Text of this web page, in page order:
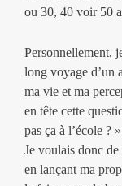
ou 30, 40 voir 50
Personnellement,
long voyage d’un
ma vie et ma
en tête cette
pas ça à l’école ? »
Je voulais donc
en lançant ma